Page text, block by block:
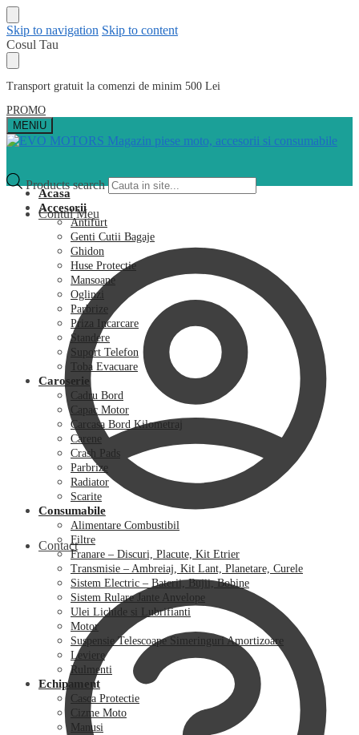
Skip to navigation Skip to content
Cosul Tau
Transport gratuit la comenzi de minim 500 Lei
PROMO
MENIU
Products search
Contul Meu
Contact
Acasa
Accesorii
Antifurt
Genti Cutii Bagaje
Ghidon
Huse Protectie
Mansoane
Oglinzi
Parbrize
Priza Incarcare
Standere
Suport Telefon
Toba Evacuare
Caroserie
Cadru Bord
Capac Motor
Carcasa Bord Kilometraj
Carene
Crash Pads
Parbrize
Radiator
Scarite
Consumabile
Alimentare Combustibil
Filtre
Franare – Discuri, Placute, Kit Etrier
Transmisie – Ambreiaj, Kit Lant, Planetare, Curele
Sistem Electric – Baterii, Bujii, Bobine
Sistem Rulare Jante Anvelope
Ulei Lichide si Lubrifianti
Motor
Suspensie Telescoape Simeringuri Amortizoare
Leviere
Rulmenti
Echipament
Casca Protectie
Cizme Moto
Manusi